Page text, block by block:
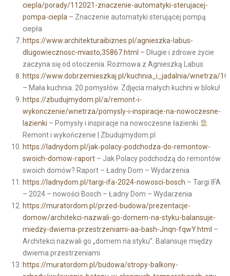
ciepla/porady/112021-znaczenie-automatyki-sterujacej-
pompa-ciepla – Znaczenie automatyki sterującej pompą
ciepła
https://www.architekturaibiznes.pl/agnieszka-labus-
dlugowiecznosc-miasto,35867.html – Długie i zdrowe życie
zaczyna się od otoczenia. Rozmowa z Agnieszką Labus
https://www.dobrzemieszkaj.pl/kuchnia_i_jadalnia/wnetrza/
– Mała kuchnia. 20 pomysłów. Zdjęcia małych kuchni w bloku!
https://zbudujmydom.pl/a/remont-i-
wykonczenie/wnetrza/pomysly-i-inspiracje-na-nowoczesne-
lazienki – Pomysły i inspiracje na nowoczesne łazienki
Remont i wykończenie | Zbudujmydom.pl
https://ladnydom.pl/jak-polacy-podchodza-do-remontow-
swoich-domow-raport– Jak Polacy podchodzą do remontów
swoich domów? Raport – Ładny Dom – Wydarzenia
https://ladnydom.pl/targi-ifa-2024-nowosci-bosch – Targi IFA
– 2024 – nowości Bosch – Ładny Dom – Wydarzenia
https://muratordom.pl/przed-budowa/prezentacje-
domow/architekci-nazwali-go-domem-na-styku-balansuje-
miedzy-dwiema-przestrzeniami-aa-bash-Jnqn-fqwY.html –
Architekci nazwali go „domem na styku”. Balansuje między
dwiema przestrzeniami
https://muratordom.pl/budowa/stropy-balkony-